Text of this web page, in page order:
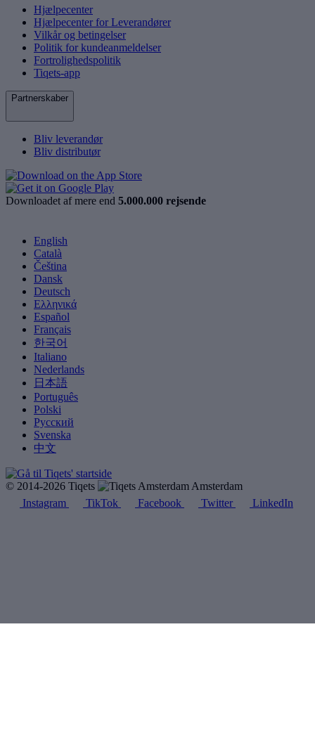
Hjælpecenter
Hjælpecenter for Leverandører
Vilkår og betingelser
Politik for kundeanmeldelser
Fortrolighedspolitik
Tiqets-app
Partnerskaber
Bliv leverandør
Bliv distributør
Downloadet af mere end 5.000.000 rejsende
English
Català
Čeština
Dansk
Deutsch
Ελληνικά
Español
Français
한국어
Italiano
Nederlands
日本語
Português
Polski
Русский
Svenska
中文
© 2014-2026 Tiqets
Amsterdam
Instagram
TikTok Facebook Twitter LinkedIn